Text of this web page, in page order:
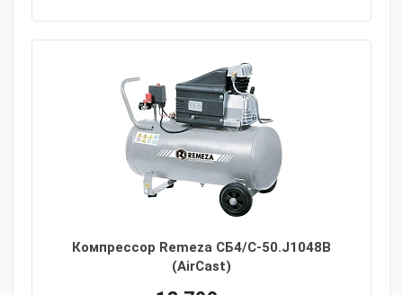
Компрессор Remeza СБ4/С-50.J1048B
(AirCast)